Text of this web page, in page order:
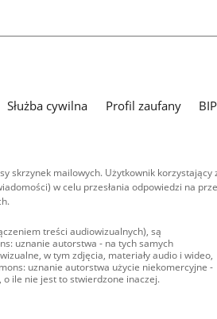
Służba cywilna Profil zaufany BIP
skrzynek mailowych. Użytkownik
w celu przesłania odpowiedzi na
treści audiowizualnych), są
uznanie autorstwa - na tych samych
w tym zdjęcia, materiały audio i wideo,
uznanie autorstwa użycie niekomercyjne -
o ile nie jest to stwierdzone inaczej.